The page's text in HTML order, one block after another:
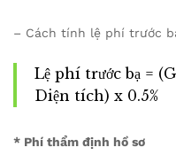
– Cách tính lệ phí trước
Lệ phí trước bạ =
Diện tích) x 0.5%
* Phí thẩm định hồ sơ